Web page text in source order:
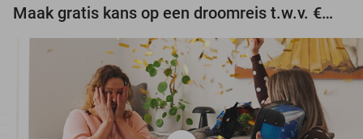
Maak gratis kans op een droomreis t.w.v. €3.000!